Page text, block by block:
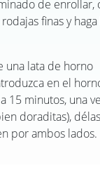
de enrollar,
finas y haga
una lata de horno
en el
15 minutos, una
doraditas),
por ambos lados.